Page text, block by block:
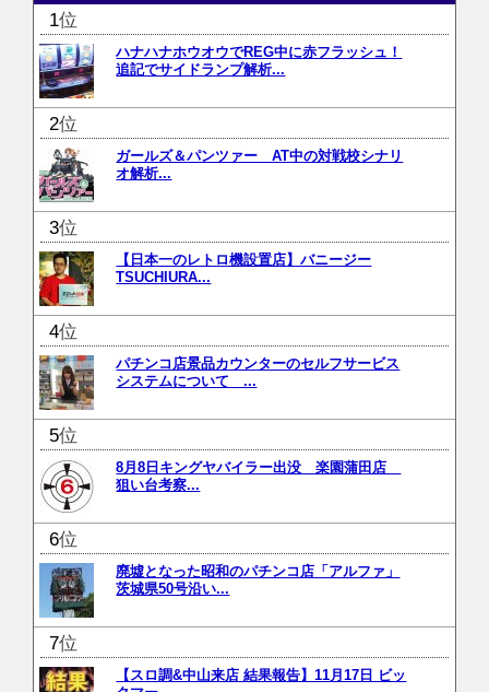
位
ハナハナホウオウでREG中に赤フラッシュ！
追記でサイドランプ解析...
位
ガールズ＆パンツァー AT中の対戦校シナリ
オ解析...
位
【日本一のレトロ機設置店】バニージー
TSUCHIURA...
位
パチンコ店景品カウンターのセルフサービス
システムについて ...
位
8月8日キングヤバイラー出没 楽園蒲田店
狙い台考察...
位
廃墟となった昭和のパチンコ店「アルファ」
茨城県50号沿い...
位
【スロ調&中山来店 結果報告】11月17日 ビッ